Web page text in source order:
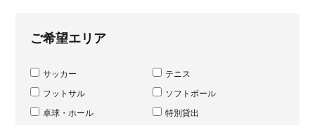
ご希望エリア
サッカー
テニス
フットサル
ソフトボール
卓球・ホール
特別貸出